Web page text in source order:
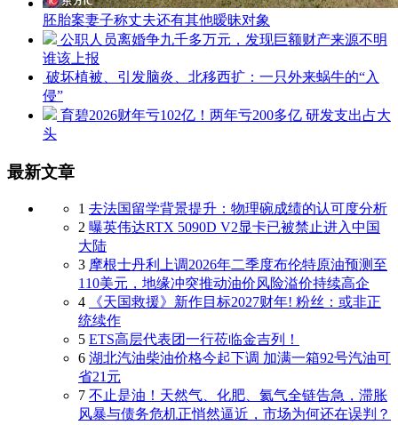
胚胎案妻子称丈夫还有其他暧昧对象
公职人员离婚争九千多万元，发现巨额财产来源不明
谁该上报
破坏植被、引发脑炎、北移西扩：一只外来蜗牛
的“入侵”
育碧2026财年亏102亿！两年亏200多亿 研发支出占大
头
最新文章
1 去法国留学背景提升：物理碗成绩的认可度分析
2 曝英伟达RTX 5090D V2显卡已被禁止进入中国
大陆
3 摩根士丹利上调2026年二季度布伦特原油预测至
110美元，地缘冲突推动油价风险溢价持续高企
4
《天国救援》新作目标2027财年! 粉丝：或非正
统续作
5 ETS高层代表团一行莅临金吉列！
6 湖北汽油柴油价格今起下调 加满一箱92号汽油可
省21元
7 不止是油！天然气、化肥、氦气全链告急，滞胀
风暴与债务危机正悄然逼近，市场为何还在误判？